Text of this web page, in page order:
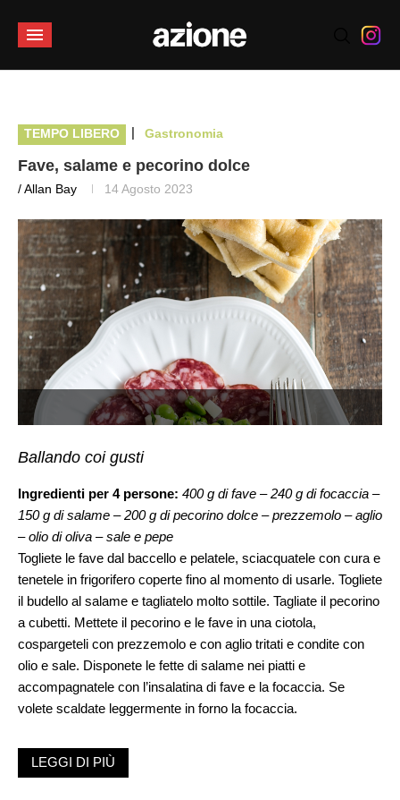
TEMPO LIBERO | Gastronomia
Fave, salame e pecorino dolce
/ Allan Bay 14 Agosto 2023
Ballando coi gusti
Ingredienti per 4 persone: 400 g di fave – 240 g di focaccia –
150 g di salame – 200 g di pecorino dolce – prezzemolo – aglio
– olio di oliva – sale e pepe
Togliete le fave dal baccello e pelatele, sciacquatele con cura e
tenetele in frigorifero coperte fino al momento di usarle. Togliete
il budello al salame e tagliatelo molto sottile. Tagliate il pecorino
a cubetti. Mettete il pecorino e le fave in una ciotola,
cospargeteli con prezzemolo e con aglio tritati e condite con
olio e sale. Disponete le fette di salame nei piatti e
accompagnatele con l’insalatina di fave e la focaccia. Se
volete scaldate leggermente in forno la focaccia.
LEGGI DI PIÙ